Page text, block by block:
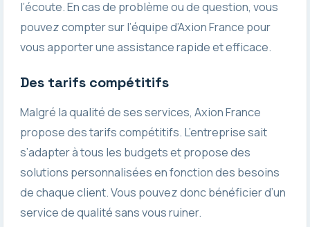
l’écoute. En cas de problème ou de question, vous
pouvez compter sur l’équipe d’Axion France pour
vous apporter une assistance rapide et efficace.
Des tarifs compétitifs
Malgré la qualité de ses services, Axion France
propose des tarifs compétitifs. L’entreprise sait
s’adapter à tous les budgets et propose des
solutions personnalisées en fonction des besoins
de chaque client. Vous pouvez donc bénéficier d’un
service de qualité sans vous ruiner.